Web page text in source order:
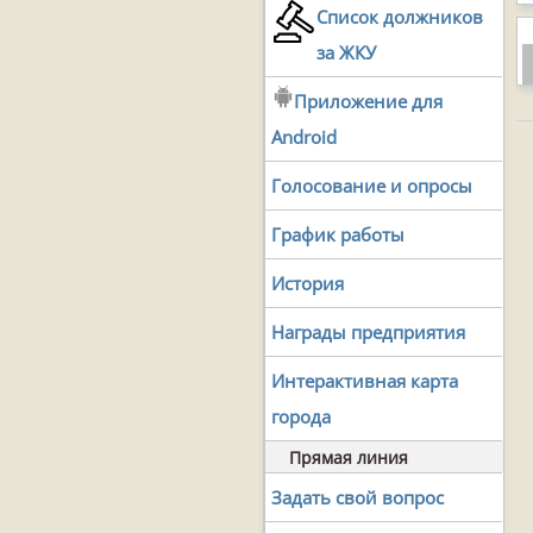
Список должников
за ЖКУ
Приложение для
Android
Голосование и опросы
График работы
История
Награды предприятия
Интерактивная карта
города
Прямая линия
Задать свой вопрос